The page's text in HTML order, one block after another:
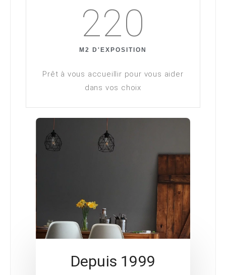
220
M2 D'EXPOSITION
Prêt à vous accueillir pour vous aider
dans vos choix
Depuis 1999